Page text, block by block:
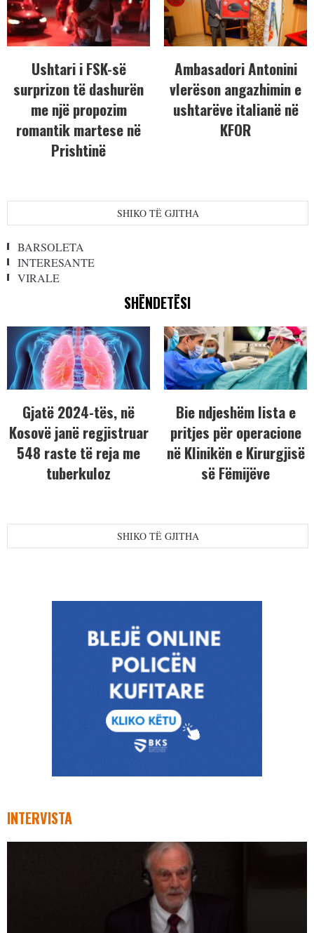
Ushtari i FSK-së
surprizon të dashurën
me një propozim
romantik martese në
Prishtinë
Ambasadori Antonini
vlerëson angazhimin e
ushtarëve italianë në
KFOR
SHIKO TË GJITHA
BARSOLETA
INTERESANTE
VIRALE
SHËNDETËSI
Gjatë 2024-tës, në
Kosovë janë regjistruar
548 raste të reja me
tuberkuloz
Bie ndjeshëm lista e
pritjes për operacione
në Klinikën e Kirurgjisë
së Fëmijëve
SHIKO TË GJITHA
INTERVISTA